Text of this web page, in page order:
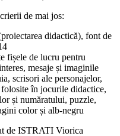
de mai jos:
didactică), font de
fișele de lucru pentru
mesaje și imaginile
scrisori ale personajelor,
în jocurile didactice,
și număratului, puzzle,
color și alb-negru
de ISTRATI Viorica